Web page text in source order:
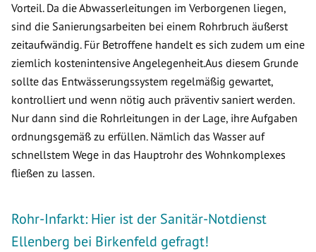
Vorteil. Da die Abwasserleitungen im Verborgenen liegen,
sind die Sanierungsarbeiten bei einem Rohrbruch äußerst
zeitaufwändig. Für Betroffene handelt es sich zudem um eine
ziemlich kostenintensive Angelegenheit.Aus diesem Grunde
sollte das Entwässerungssystem regelmäßig gewartet,
kontrolliert und wenn nötig auch präventiv saniert werden.
Nur dann sind die Rohrleitungen in der Lage, ihre Aufgaben
ordnungsgemäß zu erfüllen. Nämlich das Wasser auf
schnellstem Wege in das Hauptrohr des Wohnkomplexes
fließen zu lassen.
Rohr-Infarkt: Hier ist der Sanitär-Notdienst
Ellenberg bei Birkenfeld gefragt!